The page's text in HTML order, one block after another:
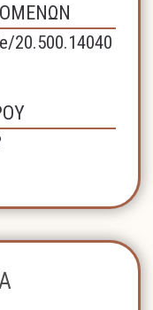
20.500.14040